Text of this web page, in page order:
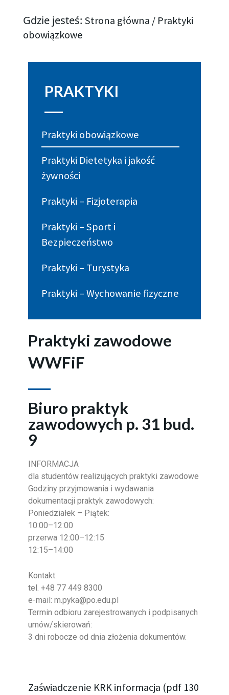
Gdzie jesteś: Strona główna / Praktyki
obowiązkowe
PRAKTYKI
Praktyki obowiązkowe
Praktyki Dietetyka i jakość
żywności
Praktyki – Fizjoterapia
Praktyki – Sport i
Bezpieczeństwo
Praktyki – Turystyka
Praktyki – Wychowanie fizyczne
Praktyki zawodowe
WWFiF
Biuro praktyk
zawodowych p. 31 bud.
9
INFORMACJA
dla studentów realizujących praktyki zawodowe
Godziny przyjmowania i wydawania
dokumentacji praktyk zawodowych:
Poniedziałek – Piątek:
10:00–12:00
przerwa 12:00–12:15
12:15–14:00
Kontakt:
tel. +48 77 449 8300
e-mail: m.pyka@po.edu.pl
Termin odbioru zarejestrowanych i podpisanych
umów/skierowań:
3 dni robocze od dnia złożenia dokumentów.
Zaświadczenie KRK informacja (pdf 130